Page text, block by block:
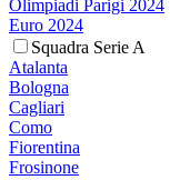
Olimpiadi Parigi 2024
Euro 2024
Squadra Serie A
Atalanta
Bologna
Cagliari
Como
Fiorentina
Frosinone